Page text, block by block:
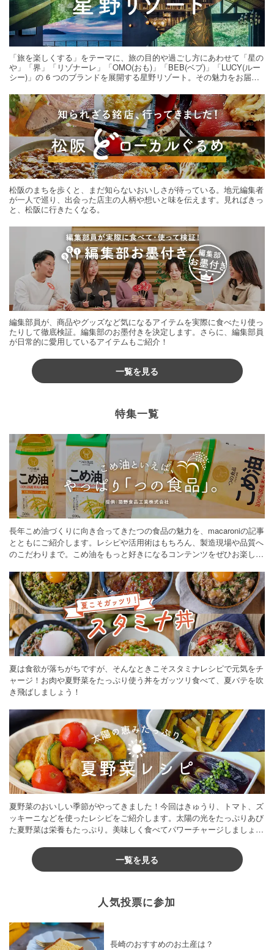
「旅を楽しくする」をテーマに、旅の目的や過ごし方にあわせて「星の
や」「界」「リゾナーレ」「OMO(おも)」「BEB(ベブ)」「LUCY(ルー
シー)」の 6 つのブランドを展開する星野リゾート。その魅力をお届け
松阪のまちを歩くと、まだ知らないおいしさが待っている。地元編集者
が一人で巡り、出会った店主の人柄や想いと味を伝えます。見ればきっ
と、松阪に行きたくなる。
編集部員が、商品やグッズなど気になるアイテムを実際に食べたり使っ
たりして徹底検証。編集部のお墨付きを決定します。さらに、編集部員
が日常的に愛用しているアイテムもご紹介！
一覧を見る
特集一覧
長年こめ油づくりに向き合ってきたつの食品の魅力を、macaroniの記事
とともにご紹介します。レシピや活用術はもちろん、製造現場や品質へ
のこだわりまで。こめ油をもっと好きになるコンテンツをぜひお楽しみ
夏は食欲が落ちがちですが、そんなときこそスタミナレシピで元気をチ
ャージ！お肉や夏野菜をたっぷり使う丼をガッツリ食べて、夏バテを吹
き飛ばしましょう！
夏野菜のおいしい季節がやってきました！今回はきゅうり、トマト、ズ
ッキーニなどを使ったレシピをご紹介します。太陽の光をたっぷりあび
た夏野菜は栄養もたっぷり。美味しく食べてパワーチャージしましょう
一覧を見る
人気投票に参加
長崎のおすすめのお土産は？